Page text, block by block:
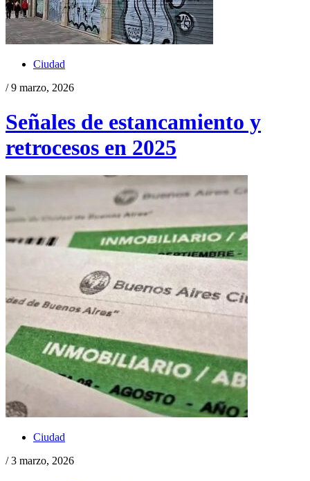
Ciudad
/ 9 marzo, 2026
Señales de estancamiento y
retrocesos en 2025
Ciudad
/ 3 marzo, 2026